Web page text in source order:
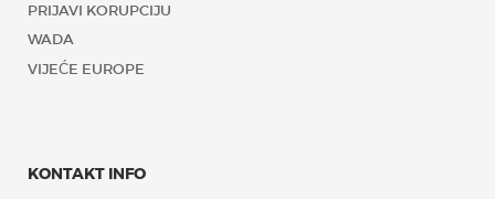
PRIJAVI KORUPCIJU
WADA
VIJEĆE EUROPE
KONTAKT INFO